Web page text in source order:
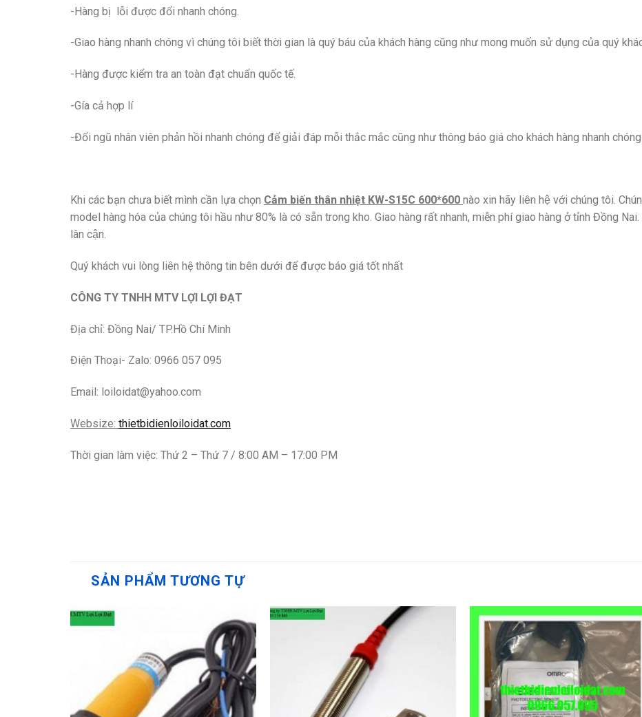
-Hàng bị lỗi được đổi nhanh chóng.
-Giao hàng nhanh chóng vì chúng tôi biết thời gian là quý báu của khách hàng cũng như mong muốn sử dụng của quý
-Hàng được kiểm tra an toàn đạt chuẩn quốc tế.
-Gía cả hợp lí
-Đổi ngũ nhân viên phản hồi nhanh chóng để giải đáp mỗi thắc mắc cũng như thông báo giá cho khách hàng nhanh
Khi các bạn chưa biết mình cần lựa chọn Cảm biến thân nhiệt KW-S15C 600*600 nào xin hãy liên hệ với chúng tôi.
model hàng hóa của chúng tôi hầu như 80% là có sẵn trong kho. Giao hàng rất nhanh, miễn phí giao hàng ở tỉnh Đồng
lân cận.
Quý khách vui lòng liên hệ thông tin bên dưới để được báo giá tốt nhất
CÔNG TY TNHH MTV LỢI LỢI ĐẠT
Địa chỉ: Đồng Nai/ TP.Hồ Chí Minh
Điện Thoại- Zalo: 0966 057 095
Email: loiloidat@yahoo.com
Websize: thietbidienloiloidat.com
Thời gian làm việc: Thứ 2 – Thứ 7 / 8:00 AM – 17:00 PM
SẢN PHẨM TƯƠNG TỰ